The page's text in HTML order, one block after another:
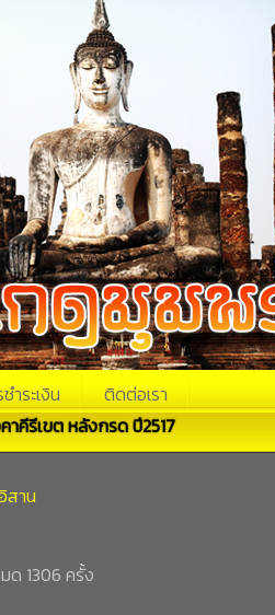
ำระเงิน ติดต่อเรา
คีรีเขต หลังกรด ปี2517
สาน
ด 1306 ครั้ง